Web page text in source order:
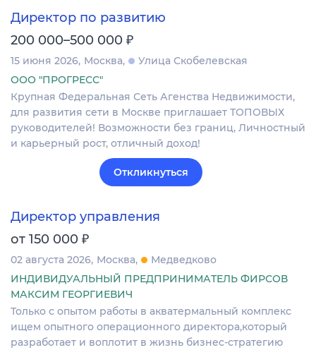
Директор по развитию
200 000–500 000 ₽
15 июня 2026 Москва
Улица Скобелевская
ООО "ПРОГРЕСС"
Крупная Федеральная Сеть Агенства Недвижимости,
для развития сети в Москве приглашает ТОПОВЫХ
руководителей! Возможности без границ, Личностный
и карьерный рост, отличный доход!
Откликнуться
Директор управления
от 150 000 ₽
02 августа 2026 Москва
Медведково
ИНДИВИДУАЛЬНЫЙ ПРЕДПРИНИМАТЕЛЬ ФИРСОВ
МАКСИМ ГЕОРГИЕВИЧ
Только с опытом работы в акватермальный комплекс
ищем опытного операционного директора,который
разработает и воплотит в жизнь бизнес-стратегию